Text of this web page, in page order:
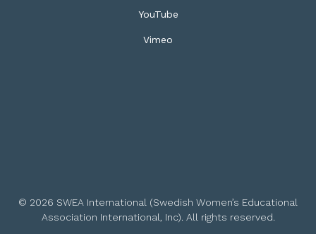
YouTube
Vimeo
© 2026 SWEA International (Swedish Women’s Educational
Association International, Inc). All rights reserved.